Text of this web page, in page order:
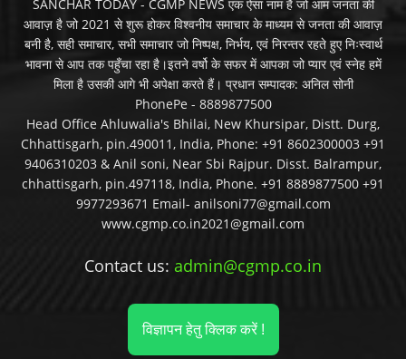
SANCHAR TODAY - CGMP NEWS एक ऐसा नाम है जो आम जनता की
आवाज़ है जो 2021 से शुरू होकर विश्वनीय समाचार के माध्यम से जनता की आवाज़
बनी है, सही समाचार, सभी समाचार जो निष्पक्ष, निर्भय, एवं निरन्तर रहते हुए निःस्वार्थ
भावना से आप तक पहुँचा रहा है।इतने वर्षो के सफर में आपका जो प्यार एवं स्नेह हमें
मिला है उसकी आगे भी अपेक्षा करते हैं। प्रधान सम्पादक: अनिल सोनी
PhonePe - 8889877500
Head Office Ahluwalia's Bhilai, New Khursipar, Distt. Durg,
Chhattisgarh, pin.490011, India, Phone: +91 8602300003 +91
9406310203 & Anil soni, Near Sbi Rajpur. Disst. Balrampur,
chhattisgarh, pin.497118, India, Phone. +91 8889877500 +91
9977293671 Email- anilsoni77@gmail.com
www.cgmp.co.in2021@gmail.com
Contact us: admin@cgmp.co.in
विज्ञापन हेतु क्लिक करें !